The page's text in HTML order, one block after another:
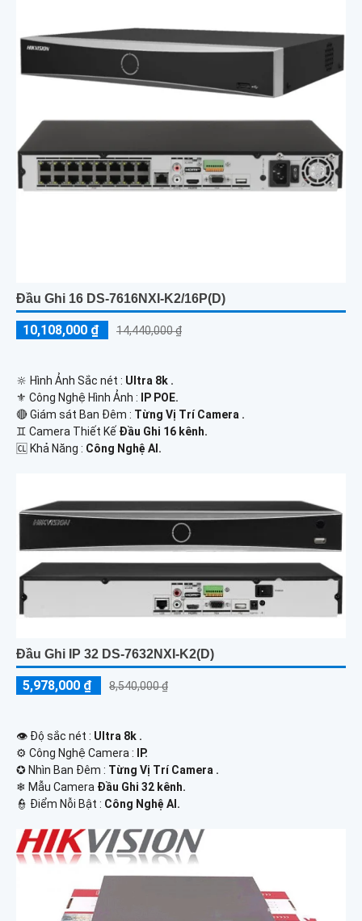
Đầu Ghi 16 DS-7616NXI-K2/16P(D)
10,108,000 ₫ 14,440,000 ₫
🔆 Hình Ảnh Sắc nét : Ultra 8k .
⚜️ Công Nghệ Hình Ảnh :
IP POE.
🔴 Giám sát Ban Đêm : Từng Vị Trí Camera .
♊ Camera Thiết Kế Đầu Ghi 16 kênh.
️🆑 Khả Năng : Công Nghệ AI.
Đầu Ghi IP 32 DS-7632NXI-K2(D)
5,978,000 ₫ 8,540,000 ₫
👁 Độ sắc nét : Ultra 8k .
⚙ Công Nghệ Camera :
IP.
✪ Nhìn Ban Đêm : Từng Vị Trí Camera .
❄ Mẫu Camera Đầu Ghi 32 kênh.
️👮 Điểm Nỗi Bật : Công Nghệ AI.